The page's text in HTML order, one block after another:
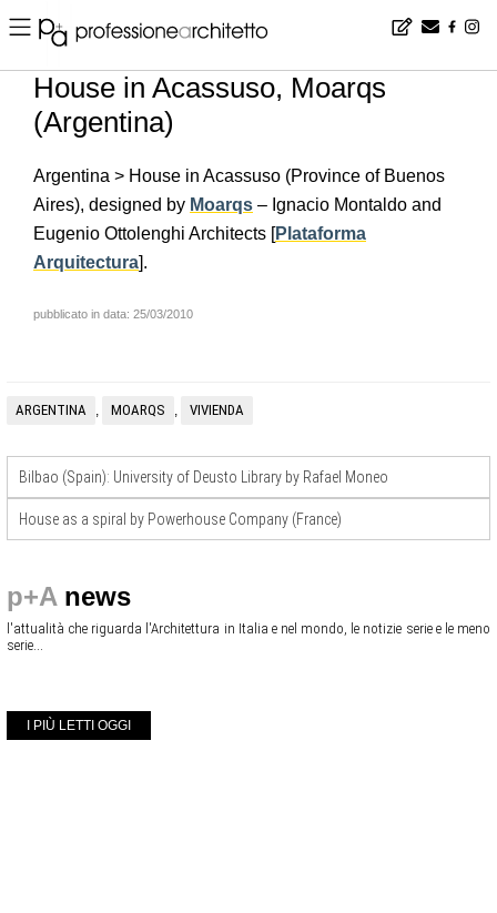
Home ▪ news ▪ en ▪ House in Acassuso, Moarqs (Argentina)
House in Acassuso, Moarqs
(Argentina)
Argentina > House in Acassuso (Province of Buenos
Aires), designed by Moarqs – Ignacio Montaldo and
Eugenio Ottolenghi Architects [Plataforma
Arquitectura].
pubblicato in data: 25/03/2010
ARGENTINA , MOARQS , VIVIENDA
Bilbao (Spain): University of Deusto Library by Rafael Moneo
House as a spiral by Powerhouse Company (France)
p+A news
l'attualità che riguarda l'Architettura in Italia e nel mondo, le notizie serie e le meno
serie...
I PIÙ LETTI OGGI